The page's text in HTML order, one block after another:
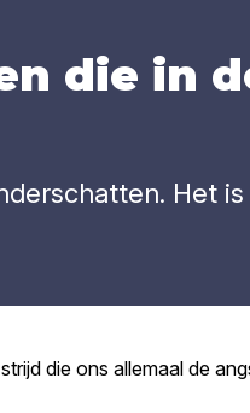
die in
Het
die ons allemaal de